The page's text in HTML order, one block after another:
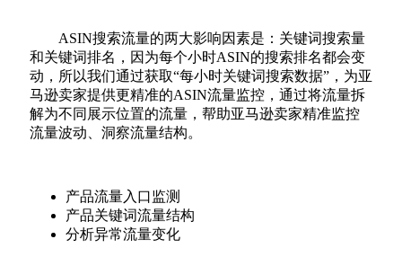
ASIN搜索流量的两大影响因素是：关键词搜索量
和关键词排名，因为每个小时ASIN的搜索排名都会变
动，所以我们通过获取“每小时关键词搜索数据”，为亚
马逊卖家提供更精准的ASIN流量监控，通过将流量拆
解为不同展示位置的流量，帮助亚马逊卖家精准监控
流量波动、洞察流量结构。
产品流量入口监测
产品关键词流量结构
分析异常流量变化